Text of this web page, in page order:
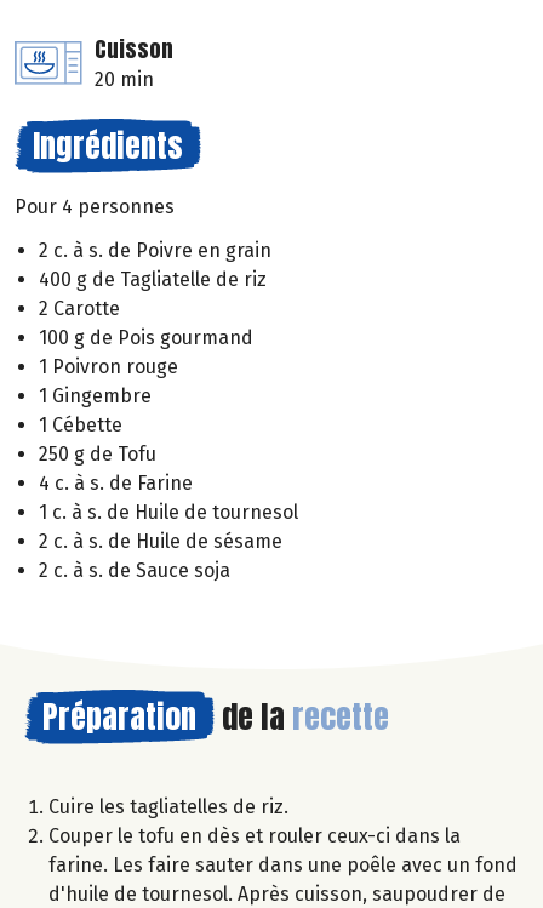
Cuisson
20 min
Ingrédients
Pour 4 personnes
2 c. à s. de Poivre en grain
400 g de Tagliatelle de riz
2 Carotte
100 g de Pois gourmand
1 Poivron rouge
1 Gingembre
1 Cébette
250 g de Tofu
4 c. à s. de Farine
1 c. à s. de Huile de tournesol
2 c. à s. de Huile de sésame
2 c. à s. de Sauce soja
Préparation de la recette
Cuire les tagliatelles de riz.
Couper le tofu en dès et rouler ceux-ci dans la
farine. Les faire sauter dans une poêle avec un fond
d'huile de tournesol. Après cuisson, saupoudrer de